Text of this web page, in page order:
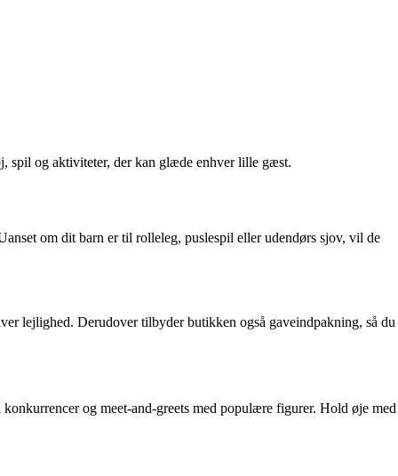
spil og aktiviteter, der kan glæde enhver lille gæst.
om dit barn er til rolleleg, puslespil eller udendørs sjov, vil de
lejlighed. Derudover tilbyder butikken også gaveindpakning, så du
og meet-and-greets med populære figurer. Hold øje med